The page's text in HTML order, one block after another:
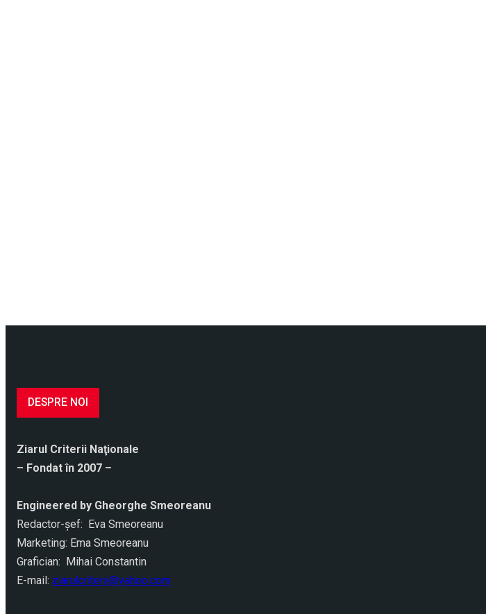
DESPRE NOI
Ziarul Criterii Naţionale
– Fondat în 2007 –
Engineered by Gheorghe Smeoreanu
Redactor-şef: Eva Smeoreanu
Marketing: Ema Smeoreanu
Grafician: Mihai Constantin
E-mail: ziarulcriterii@yahoo.com